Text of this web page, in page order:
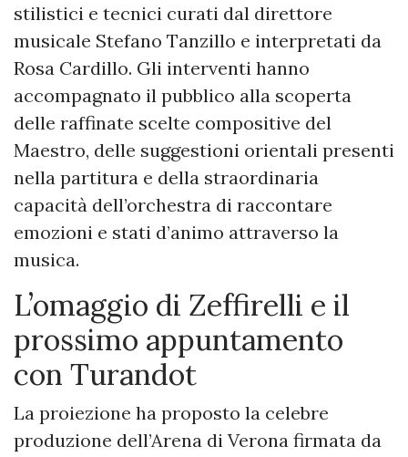
stilistici e tecnici curati dal direttore
musicale Stefano Tanzillo e interpretati da
Rosa Cardillo. Gli interventi hanno
accompagnato il pubblico alla scoperta
delle raffinate scelte compositive del
Maestro, delle suggestioni orientali presenti
nella partitura e della straordinaria
capacità dell’orchestra di raccontare
emozioni e stati d’animo attraverso la
musica.
L’omaggio di Zeffirelli e il
prossimo appuntamento
con Turandot
La proiezione ha proposto la celebre
produzione dell’Arena di Verona firmata da